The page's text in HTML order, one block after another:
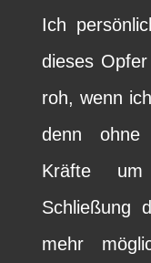
Ich
dieses
roh, wenn
denn ohne
Kräfte
Schließung
mehr